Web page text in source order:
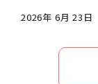
2026年 6月 23日